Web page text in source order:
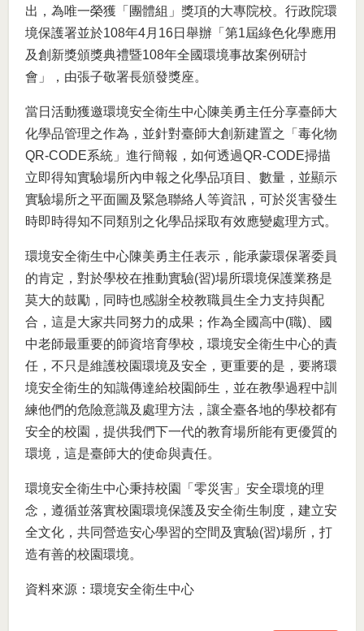
出，為唯一榮獲「團體組」獎項的大專院校。行政院環
境保護署並於108年4月16日舉辦「第1屆綠色化學應用
及創新獎頒獎典禮暨108年全國環境事故案例研討
會」，由張子敬署長頒發獎座。
當日活動獲邀環境安全衛生中心陳美勇主任分享臺師大
化學品管理之作為，並針對臺師大創新建置之「毒化物
QR-CODE系統」進行簡報，如何透過QR-CODE掃描
立即得知實驗場所內申報之化學品項目、數量，並顯示
實驗場所之平面圖及緊急聯絡人等資訊，可於災害發生
時即時得知不同類別之化學品採取有效應變處理方式。
環境安全衛生中心陳美勇主任表示，能承蒙環保署委員
的肯定，對於學校在推動實驗(習)場所環境保護業務是
莫大的鼓勵，同時也感謝全校教職員生全力支持與配
合，這是大家共同努力的成果；作為全國高中(職)、國
中老師最重要的師資培育學校，環境安全衛生中心的責
任，不只是維護校園環境及安全，更重要的是，要將環
境安全衛生的知識傳達給校園師生，並在教學過程中訓
練他們的危險意識及處理方法，讓全臺各地的學校都有
安全的校園，提供我們下一代的教育場所能有更優質的
環境，這是臺師大的使命與責任。
環境安全衛生中心秉持校園「零災害」安全環境的理
念，遵循並落實校園環境保護及安全衛生制度，建立安
全文化，共同營造安心學習的空間及實驗(習)場所，打
造有善的校園環境。
資料來源：環境安全衛生中心